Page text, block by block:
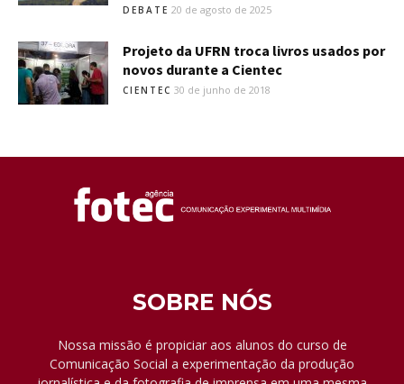
DEBATE 20 de agosto de 2025
Projeto da UFRN troca livros usados por
novos durante a Cientec
CIENTEC 30 de junho de 2018
SOBRE NÓS
Nossa missão é propiciar aos alunos do curso de
Comunicação Social a experimentação da produção